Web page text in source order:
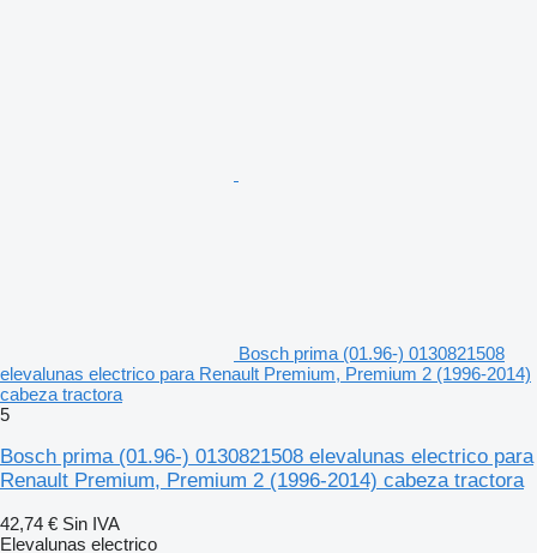
Bosch prima (01.96-) 0130821508
elevalunas electrico para Renault Premium, Premium 2 (1996-2014)
cabeza tractora
5
Bosch prima (01.96-) 0130821508 elevalunas electrico para
Renault Premium, Premium 2 (1996-2014) cabeza tractora
42,74 € Sin IVA
Elevalunas electrico